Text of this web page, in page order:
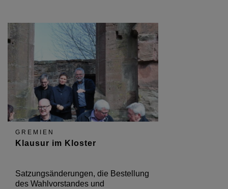
GREMIEN
Klausur im Kloster
Satzungsänderungen, die Bestellung
des Wahlvorstandes und